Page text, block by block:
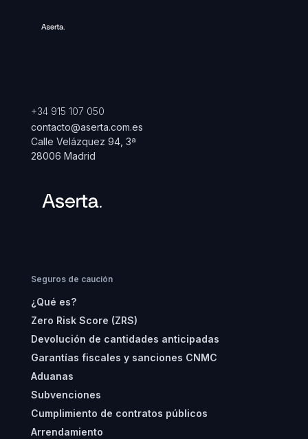
+34 915 107 050
contacto@aserta.com.es
Calle Velázquez 94, 3ª
28006 Madrid
Seguros de caución
¿Qué es?
Zero Risk Score (ZRS)
Devolución de cantidades anticipadas
Garantías fiscales y sanciones CNMC
Aduanas
Subvenciones
Cumplimiento de contratos públicos
Arrendamiento